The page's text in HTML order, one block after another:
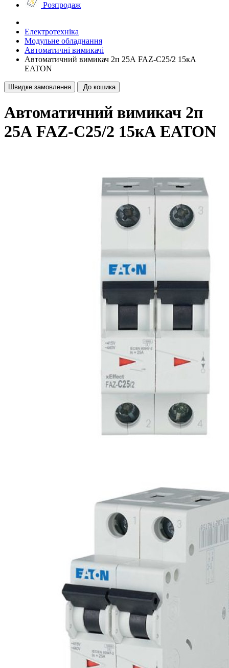
Розпродаж
Електротехніка
Модульне обладнання
Автоматичні вимикачі
Автоматичний вимикач 2п 25А FAZ-C25/2 15кА
EATON
Швидке замовлення До кошика
Автоматичний вимикач 2п
25А FAZ-C25/2 15кА EATON